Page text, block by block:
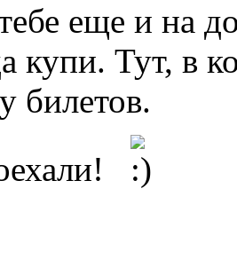
еще и на
купи. Тут, в
билетов.